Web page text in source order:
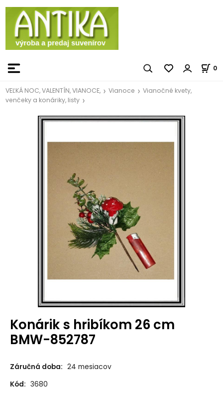
0
VEĽKÁ NOC, VALENTÍN, VIANOCE, Vianoce
Vianočné kvety,
venčeky a konáriky, listy
Konárik s hribíkom 26 cm
BMW-852787
Záručná doba: 24 mesiacov
Kód: 3680